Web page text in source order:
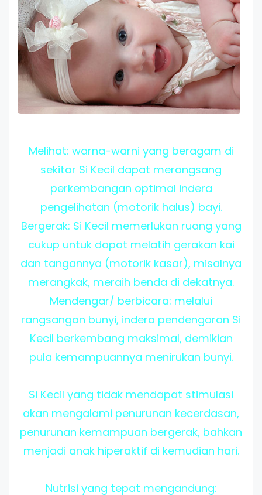
Melihat: warna-warni yang beragam di
sekitar Si Kecil dapat merangsang
perkembangan optimal indera
pengelihatan (motorik halus) bayi.
Bergerak: Si Kecil memerlukan ruang yang
cukup untuk dapat melatih gerakan kai
dan tangannya (motorik kasar), misalnya
merangkak, meraih benda di dekatnya.
Mendengar/ berbicara: melalui
rangsangan bunyi, indera pendengaran Si
Kecil berkembang maksimal, demikian
pula kemampuannya menirukan bunyi.
Si Kecil yang tidak mendapat stimulasi
akan mengalami penurunan kecerdasan,
penurunan kemampuan bergerak, bahkan
menjadi anak hiperaktif di kemudian hari.
Nutrisi yang tepat mengandung: